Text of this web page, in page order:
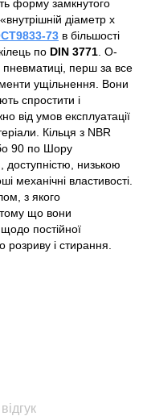
форму замкнутого
діаметр х
73 в більшості
по DIN 3771 . О-
пневматиці, перш за все
ущільнення. Вони
спростити і
від умов експлуатації
Кільця з NBR
90 по Шору
доступністю, низькою
механічні властивості.
з якого
тому що вони
постійної
розриву і стирання.